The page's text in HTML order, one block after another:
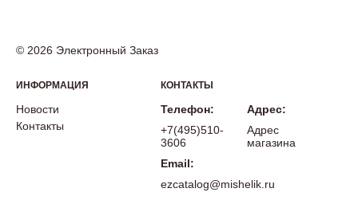
© 2026 Электронный Заказ
ИНФОРМАЦИЯ
Новости
Контакты
КОНТАКТЫ
Телефон:
+7(495)510-
3606
Email:
ezcatalog@mishelik.ru
Адрес:
Адрес
магазина